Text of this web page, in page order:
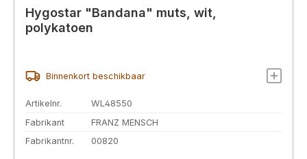
Hygostar "Bandana" muts, wit,
polykatoen
Binnenkort beschikbaar
Artikelnr.
WL48550
Fabrikant
FRANZ MENSCH
Fabrikantnr.
00820